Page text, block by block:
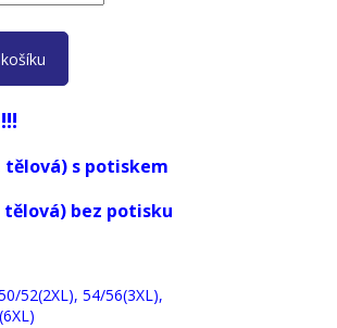
tělová) s potiskem
tělová) bez potisku
52(2XL), 54/56(3XL),